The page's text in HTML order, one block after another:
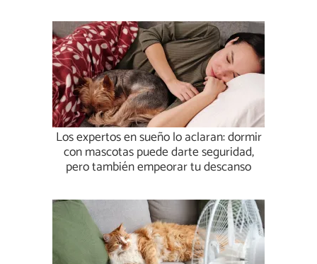
Los expertos en sueño lo aclaran: dormir
con mascotas puede darte seguridad,
pero también empeorar tu descanso